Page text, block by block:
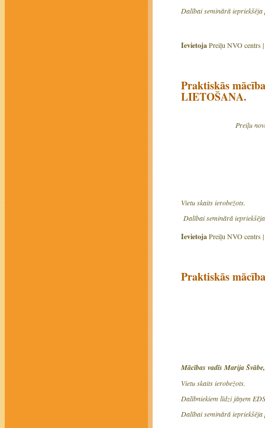
Dalībai seminārā
IevietojaPreiļu NVO centrs |
Praktiskās
LIETOŠANA.
Preiļu
Vietu skaits ierobežots.
Dalībai seminārā
IevietojaPreiļu NVO centrs |
Praktiskās
Mācības vadīs Marija
Vietu skaits ierobežots.
Dalībniekiem līdzi jāņem
Dalībai seminārā